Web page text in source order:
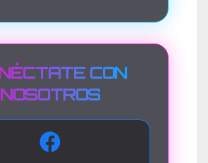
CON
NOSOTROS